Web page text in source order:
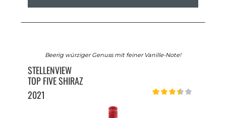
Beerig würziger Genuss mit feiner Vanille-Note!
STELLENVIEW
TOP FIVE SHIRAZ
2021